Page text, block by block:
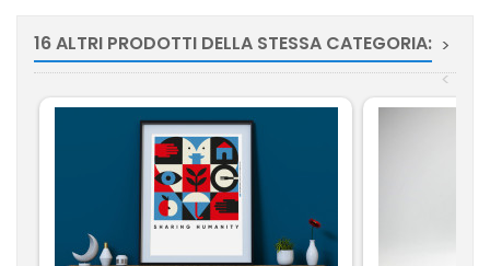
16 ALTRI PRODOTTI DELLA STESSA CATEGORIA: >
<